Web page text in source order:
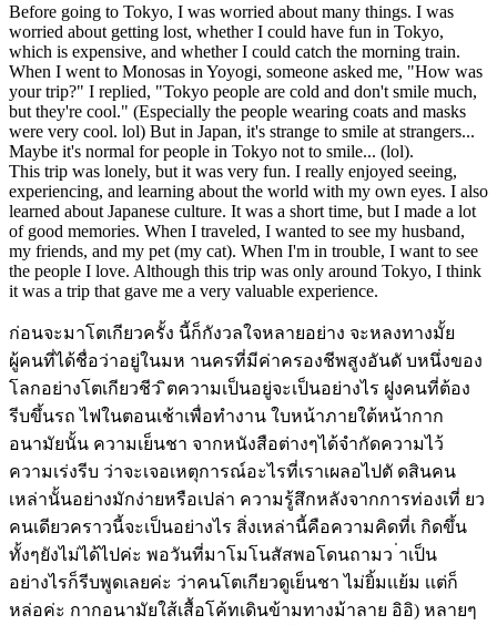
Before going to Tokyo, I was worried about many things. I was
worried about getting lost, whether I could have fun in Tokyo,
which is expensive, and whether I could catch the morning train.
When I went to Monosas in Yoyogi, someone asked me, "How was
your trip?" I replied, "Tokyo people are cold and don't smile much,
but they're cool." (Especially the people wearing coats and masks
were very cool. lol) But in Japan, it's strange to smile at strangers...
Maybe it's normal for people in Tokyo not to smile... (lol).
This trip was lonely, but it was very fun. I really enjoyed seeing,
experiencing, and learning about the world with my own eyes. I also
learned about Japanese culture. It was a short time, but I made a lot
of good memories. When I traveled, I wanted to see my husband,
my friends, and my pet (my cat). When I'm in trouble, I want to see
the people I love. Although this trip was only around Tokyo, I think
it was a trip that gave me a very valuable experience.
ก่อนจะมาโตเกียวครั้ง นี้ก็กังวลใจหลายอย่าง จะหลงทางมั้ย
ผู้คนที่ได้ชื่อว่าอยู่ในมห านครที่มีค่าครองชีพสูงอันดั บหนึ่งของ
โลกอย่างโตเกียวชีว ิตความเป็นอยู่จะเป็นอย่างไร ฝูงคนที่ต้อง
รีบขึ้นรถ ไฟในตอนเช้าเพื่อทำงาน ใบหน้าภายใต้หน้ากาก
อนามัยนั้น ความเย็นชา จากหนังสือต่างๆได้จำกัดความไว้
ความเร่งรีบ ว่าจะเจอเหตุการณ์อะไรที่เราเผลอไปตั ดสินคน
เหล่านั้นอย่างมักง่ายหรือเปล่า ความรู้สึกหลังจากการท่องเที่ ยว
คนเดียวคราวนี้จะเป็นอย่างไร สิ่งเหล่านี้คือความคิดที่เ กิดขึ้น
ทั้งๆยังไม่ได้ไปค่ะ พอวันที่มาโมโนสัสพอโดนถามว ่าเป็น
อย่างไรก็รีบพูดเลยค่ะ ว่าคนโตเกียวดูเย็นชา ไม่ยิ้มเเย้ม เเต่ก็
หล่อค่ะ กากอนามัยใส้เสื้อโค้ทเดินข้ามทางม้าลาย อิอิ) หลายๆ